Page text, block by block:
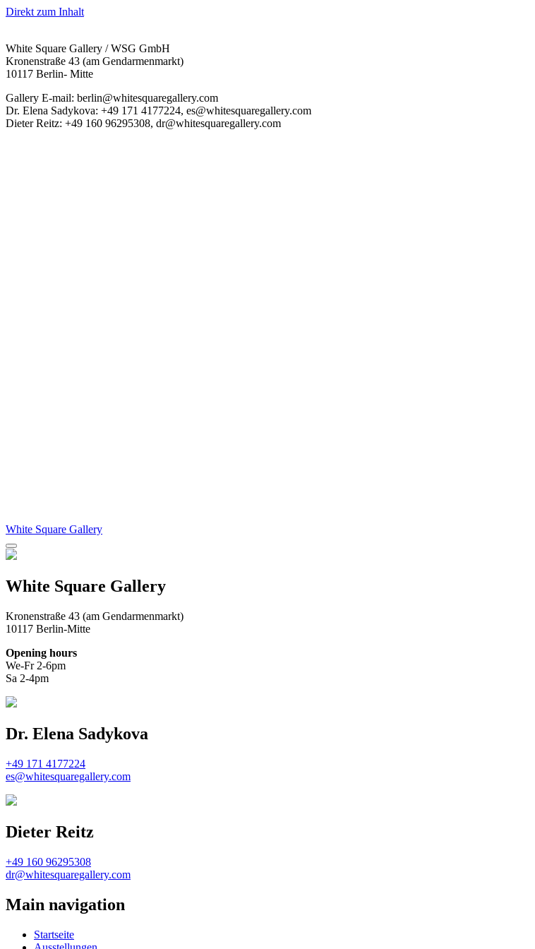
Direkt zum Inhalt
White Square Gallery / WSG GmbH
Kronenstraße 43 (am Gendarmenmarkt)
10117 Berlin- Mitte
Gallery E-mail: berlin@whitesquaregallery.com
Dr. Elena Sadykova: +49 171 4177224, es@whitesquaregallery.com
Dieter Reitz: +49 160 96295308, dr@whitesquaregallery.com
White Square Gallery
White Square Gallery
Kronenstraße 43 (am Gendarmenmarkt)
10117 Berlin-Mitte
Opening hours
We-Fr 2-6pm
Sa 2-4pm
Dr. Elena Sadykova
+49 171 4177224
es@whitesquaregallery.com
Dieter Reitz
+49 160 96295308
dr@whitesquaregallery.com
Main navigation
Startseite